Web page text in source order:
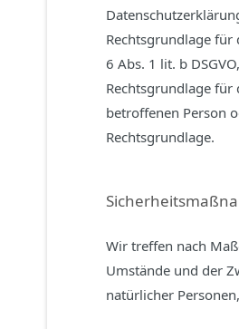
Rechtsgrundlage
6 Abs. 1 lit. b
Rechtsgrundlage für
betroffenen Person
Rechtsgrundlage.
Wir treffen nach
Umstände und der
natürlicher